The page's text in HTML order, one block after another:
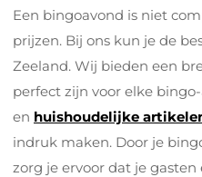
Een bingoavond is niet
prijzen. Bij ons kun je de
Zeeland. Wij bieden een
perfect zijn voor elke
en huishoudelijke
indruk maken. Door je
zorg je ervoor dat je